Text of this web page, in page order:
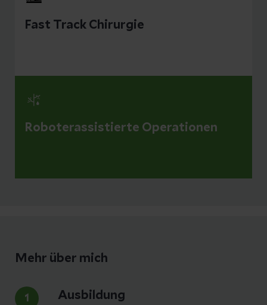
Fast Track Chirurgie
Roboterassistierte Operationen
Mehr über mich
1 Ausbildung